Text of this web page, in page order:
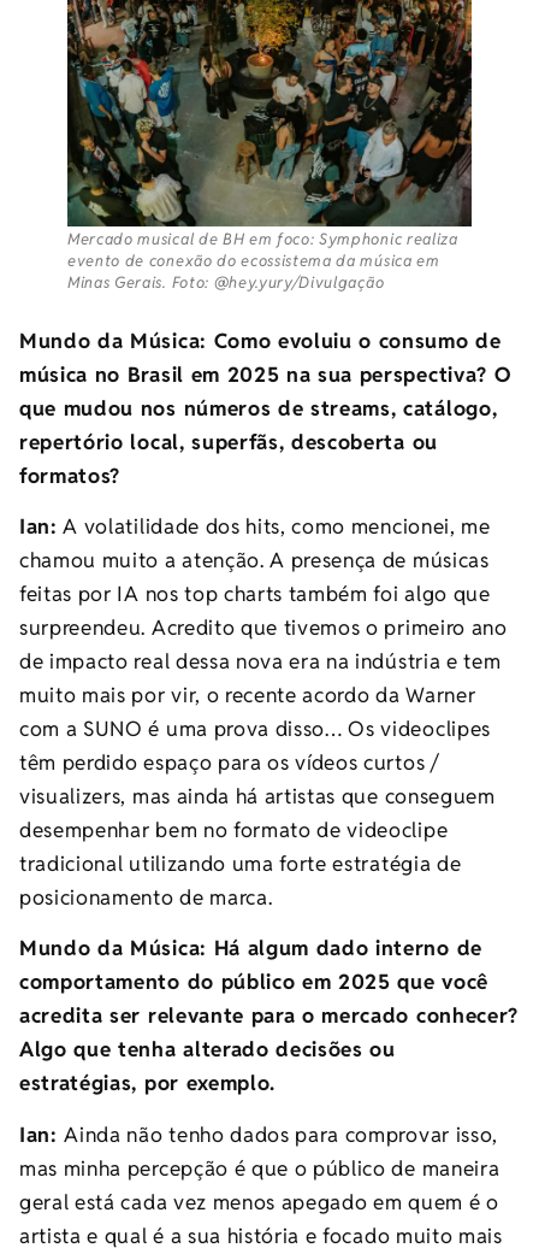
Mercado musical de BH em foco: Symphonic realiza
evento de conexão do ecossistema da música em
Minas Gerais. Foto: @hey.yury/Divulgação
Mundo da Música: Como evoluiu o consumo de
música no Brasil em 2025 na sua perspectiva? O
que mudou nos números de streams, catálogo,
repertório local, superfãs, descoberta ou
formatos?
Ian: A volatilidade dos hits, como mencionei, me
chamou muito a atenção. A presença de músicas
feitas por IA nos top charts também foi algo que
surpreendeu. Acredito que tivemos o primeiro ano
de impacto real dessa nova era na indústria e tem
muito mais por vir, o recente acordo da Warner
com a SUNO é uma prova disso… Os videoclipes
têm perdido espaço para os vídeos curtos /
visualizers, mas ainda há artistas que conseguem
desempenhar bem no formato de videoclipe
tradicional utilizando uma forte estratégia de
posicionamento de marca.
Mundo da Música: Há algum dado interno de
comportamento do público em 2025 que você
acredita ser relevante para o mercado conhecer?
Algo que tenha alterado decisões ou
estratégias, por exemplo.
Ian:Ainda não tenho dados para comprovar isso,
mas minha percepção é que o público de maneira
geral está cada vez menos apegado em quem é o
artista e qual é a sua história e focado muito mais